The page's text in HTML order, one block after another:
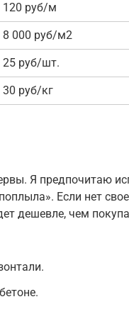
120 руб/м
8 000 руб/м2
25 руб/шт.
30 руб/кг
Я предпочитаю
Если нет
дешевле, чем